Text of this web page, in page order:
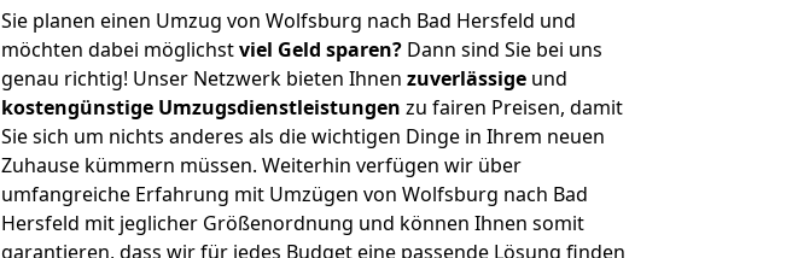
Sie planen einen Umzug von Wolfsburg nach Bad Hersfeld und
möchten dabei möglichstviel Geld sparen? Dann sind Sie bei uns
genau richtig! Unser Netzwerk bieten Ihnen zuverlässige und
kostengünstige Umzugsdienstleistungen zu fairen Preisen, damit
Sie sich um nichts anderes als die wichtigen Dinge in Ihrem neuen
Zuhause kümmern müssen. Weiterhin verfügen wir über
umfangreiche Erfahrung mit Umzügen von Wolfsburg nach Bad
Hersfeld mit jeglicher Größenordnung und können Ihnen somit
garantieren, dass wir für jedes Budget eine passende Lösung finden